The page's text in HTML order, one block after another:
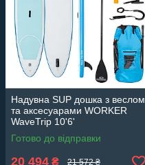
Надувна SUP дошка з веслом
та аксесуарами WORKER
WaveTrip 10'6'
Готово до відправки
20 494 ₴ 21 572 ₴